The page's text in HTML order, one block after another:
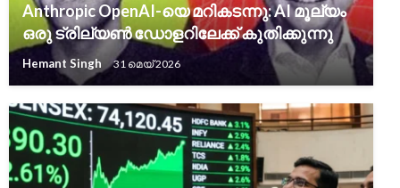
Anthropic OpenAI-യെ മറികടന്നു: AI മൂല്യം
ഒരു ട്രില്യൺ ഡോളറിലേക്ക് കുതിക്കുന്നു
Hemant Singh 31 മെയ്‌ 2026